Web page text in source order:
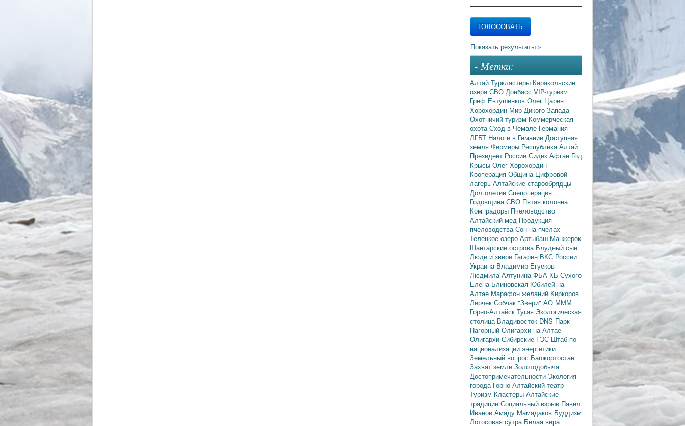
- Метки:
Алтай Туркластеры Каракольские
озераСВО Донбасс VIP-туризм
Греф Евтушенков Олег Царев
Хорохордин Мир Дикого Запада
Охотничий туризм Коммерческая
охотаСход в Чемале Германия
ЛГБТ Налоги в Гемании Доступная
земля Фермеры Республика Алтай
Президент России Сидик Афган Год
Крысы Олег Хорохордин
Кооперация Община Цифровой
лагерь Алтайские старообрядцы
Долголетие Спецоперация
Годовщина СВО Пятая колонна
Компрадоры Пчеловодство
Алтайский мед Продукция
пчеловодстваСон на пчелах
Телецкое озеро Артыбаш Манжерок
Шантарские острова Блудный сын
Люди и звери Гагарин ВКС России
Украина Владимир Егуеков
Людмила АлтунинаФБА КБ Сухого
Елена Блиновская Юбилей на
Алтае Марафон желаний Киркоров
Лерчек Собчак "Звери" АО МММ
Горно-Алтайск Тугая Экологическая
столица Владивосток DNS Парк
Нагорный Олигархи на Алтае
Олигархи Сибирские ГЭС Штаб по
национализации энергетики
Земельный вопрос Башкортостан
Захват земли Золотодобыча
Достопримечательности Экология
города Горно-Алтайский театр
Туризм Кластеры Алтайские
традиции Социальный взрыв Павел
Иванов Амаду Мамадаков Буддизм
Лотосовая сутра Белая вера